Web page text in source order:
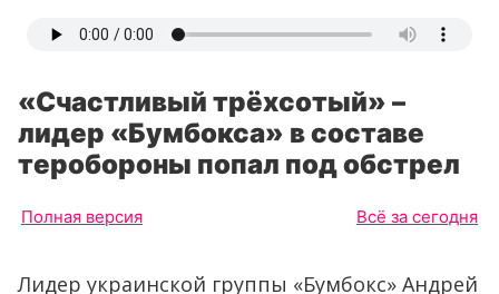
«Счастливый трёхсотый» –
лидер «Бумбокса» в составе
теробороны попал под обстрел
Полная версия Всё за сегодня
Лидер украинской группы «Бумбокс» Андрей